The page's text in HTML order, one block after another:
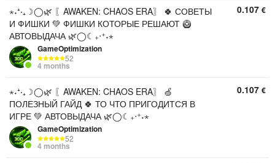
⋆˖⁺‧₊☽◯🌿 〖AWAKEN: CHAOS ERA〗 🍀 СОВЕТЫ
И ФИШКИ 💚 ФИШКИ КОТОРЫЕ РЕШАЮТ 🥝
АВТОВЫДАЧА 🌿◯☾₊‧⁺˖⋆
GameOptimization
52
4 months
0.107 €
⋆˖⁺‧₊☽◯🌿 〖AWAKEN: CHAOS ERA〗 🍏
ПОЛЕЗНЫЙ ГАЙД 🍀 ТО ЧТО ПРИГОДИТСЯ В
ИГРЕ 💚 АВТОВЫДАЧА 🌿◯☾₊‧⁺˖⋆
GameOptimization
52
4 months
0.107 €